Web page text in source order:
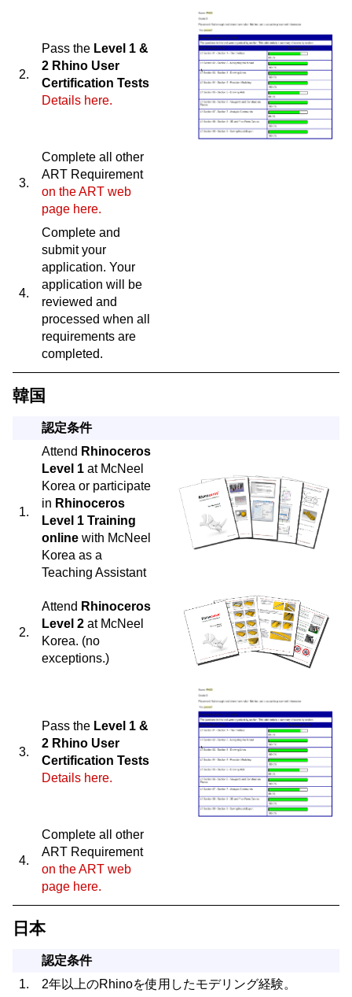
2.
Pass the Level 1 &
2 Rhino User
Certification Tests
Details here.
3.
Complete all other
ART Requirement
on the ART web
page here.
4.
Complete and
submit your
application. Your
application will be
reviewed and
processed when all
requirements are
completed.
韓国
認定条件
1.
Attend Rhinoceros
Level 1 at McNeel
Korea or participate
in Rhinoceros
Level 1 Training
online with McNeel
Korea as a
Teaching Assistant
2.
Attend Rhinoceros
Level 2 at McNeel
Korea. (no
exceptions.)
3.
Pass the Level 1 &
2 Rhino User
Certification Tests
Details here.
4.
Complete all other
ART Requirement
on the ART web
page here.
日本
認定条件
1.
2年以上のRhinoを使用したモデリング経験。